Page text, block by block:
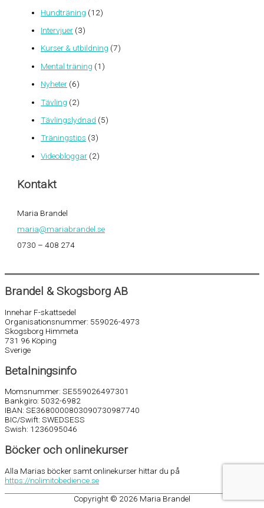
Hundträning (12)
Intervjuer (3)
Kurser & utbildning (7)
Mental träning (1)
Nyheter (6)
Tävling (2)
Tävlingslydnad (5)
Träningstips (3)
Videobloggar (2)
Kontakt
Maria Brandel
maria@mariabrandel.se
0730 – 408 274
Brandel & Skogsborg AB
Innehar F-skattsedel
Organisationsnummer: 559026-4973
Skogsborg Himmeta
731 96 Köping
Sverige
Betalningsinfo
Momsnummer: SE559026497301
Bankgiro: 5032-6982
IBAN: SE3680000803090730987740
BIC/Swift: SWEDSESS
Swish: 1236095046
Böcker och onlinekurser
Alla Marias böcker samt onlinekurser hittar du på
https://nolimitobedience.se
Copyright © 2026 Maria Brandel